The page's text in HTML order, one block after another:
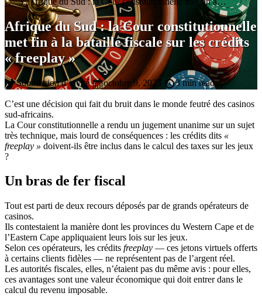
Afrique du Sud : la Cour constitutionnelle
met fin à la bataille fiscale sur les crédits
« freeplay »
Soumission d’invité octobre 9, 2025 3 min read
C’est une décision qui fait du bruit dans le monde feutré des casinos
sud-africains.
La Cour constitutionnelle a rendu un jugement unanime sur un sujet
très technique, mais lourd de conséquences : les crédits dits «
freeplay » doivent-ils être inclus dans le calcul des taxes sur les jeux
?
Un bras de fer fiscal
Tout est parti de deux recours déposés par de grands opérateurs de
casinos.
Ils contestaient la manière dont les provinces du Western Cape et de
l’Eastern Cape appliquaient leurs lois sur les jeux.
Selon ces opérateurs, les crédits freeplay — ces jetons virtuels offerts
à certains clients fidèles — ne représentent pas de l’argent réel.
Les autorités fiscales, elles, n’étaient pas du même avis : pour elles,
ces avantages sont une valeur économique qui doit entrer dans le
calcul du revenu imposable.